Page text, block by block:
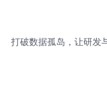
打破数据孤岛，让研发